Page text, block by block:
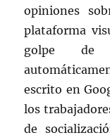
opiniones
plataforma
golpe de
escrito en
los
de